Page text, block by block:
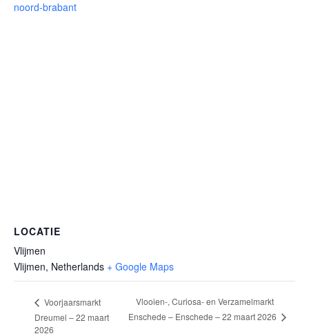
noord-brabant
LOCATIE
Vlijmen
Vlijmen, Netherlands + Google Maps
Voorjaarsmarkt
Dreumel – 22 maart
2026
Vlooien-, Curiosa- en Verzamelmarkt
Enschede – Enschede – 22 maart 2026